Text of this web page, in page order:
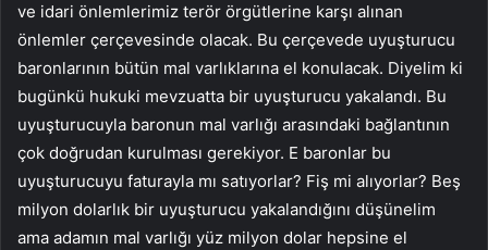
ve idari önlemlerimiz terör örgütlerine karşı alınan
önlemler çerçevesinde olacak. Bu çerçevede uyuşturucu
baronlarının bütün mal varlıklarına el konulacak. Diyelim ki
bugünkü hukuki mevzuatta bir uyuşturucu yakalandı. Bu
uyuşturucuyla baronun mal varlığı arasındaki bağlantının
çok doğrudan kurulması gerekiyor. E baronlar bu
uyuşturucuyu faturayla mı satıyorlar? Fiş mi alıyorlar? Beş
milyon dolarlık bir uyuşturucu yakalandığını düşünelim
ama adamın mal varlığı yüz milyon dolar hepsine el